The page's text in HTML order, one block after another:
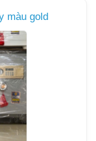
màu gold